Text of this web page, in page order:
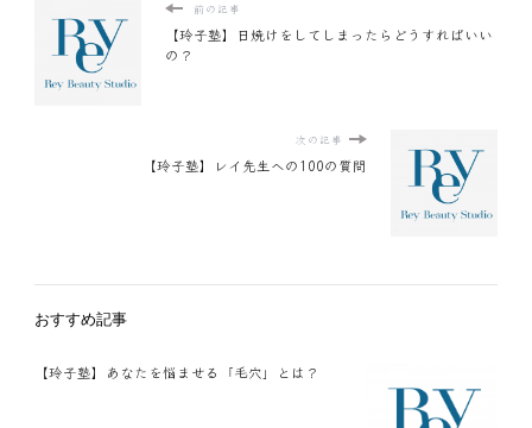
前の記事
【玲子塾】日焼けをしてしまったらどうすればいい
の？
次の記事
【玲子塾】レイ先生への100の質問
おすすめ記事
【玲子塾】あなたを悩ませる「毛穴」とは？